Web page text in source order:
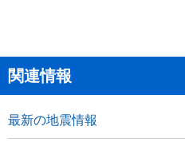
関連情報
最新の地震情報